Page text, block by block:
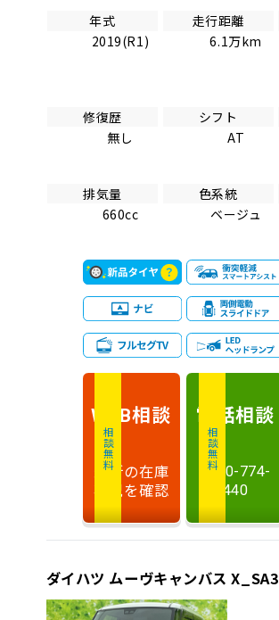
年式
2019(R1)
走行距離
6.1万km
修復歴
無し
シフト
AT
排気量
660cc
色系統
ベージュ
相談無料
WEB相談
最新の在庫
状況を確認
相談無料
電話相談
0120-774-
440
ダイハツ ムーヴキャンバス X_SA3